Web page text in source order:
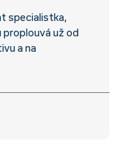
specialistka,
proplouvá už od
a na